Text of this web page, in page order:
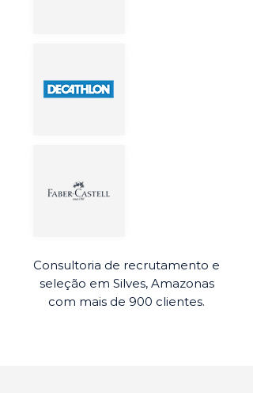
Consultoria de recrutamento e
seleção em Silves, Amazonas
com mais de 900 clientes.